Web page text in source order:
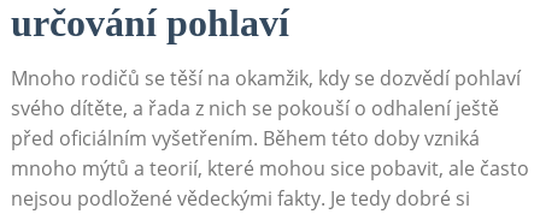
určování pohlaví
Mnoho rodičů se těší na okamžik, kdy se dozvědí pohlaví
svého dítěte, a řada z nich se pokouší o odhalení ještě
před oficiálním vyšetřením. Během této doby vzniká
mnoho mýtů a teorií, které mohou sice pobavit, ale často
nejsou podložené vědeckými fakty. Je tedy dobré si